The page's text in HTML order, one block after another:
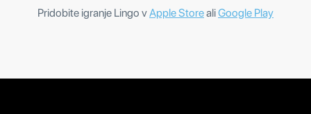
Pridobite igranje Lingo vApple StorealiGoogle Play